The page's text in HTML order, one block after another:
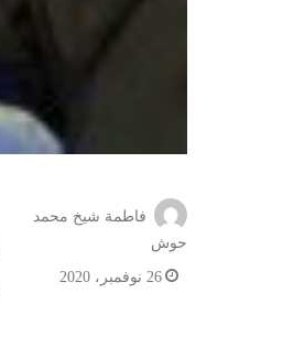
فاطمة شيخ محمد
حوش
26 نوفمبر، 2020